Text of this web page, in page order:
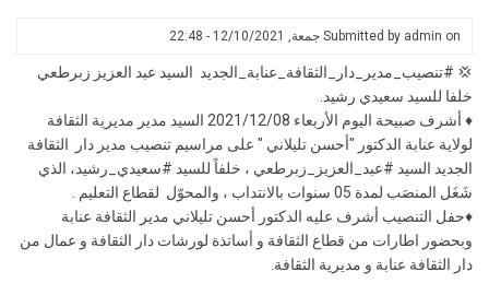
عبد
زبرطعي
خلفا
للسيد
سعيدي
رشيد.
Submitted by admin on جمعة, 12/10/2021 - 22:48
💢 #تنصيب_مدير_دار_الثقافة_عنابة_الجديد السيد عبد العزيز زبرطعي
خلفا للسيد سعيدي رشيد.
♦️ أشرف صبيحة اليوم الأربعاء 2021/12/08 السيد مدير مديرية الثقافة
لولاية عنابة الدكتور "أحسن تليلاني " على مراسيم تنصيب مدير دار الثقافة
الجديد السيد #عبد_العزيز_زبرطعي ، خلفاً للسيد #سعيدي_رشيد، الذي
شَغَل المنصَب لمدة 05 سنوات بالانتداب ، والمحوّل لقطاع التعليم .
♦️حفل التنصيب أشرف عليه الدكتور أحسن تليلاني مدير الثقافة عنابة
وبحضور اطارات من قطاع الثقافة و أساتذة لورشات دار الثقافة و عمال من
دار الثقافة عنابة و مديرية الثقافة.